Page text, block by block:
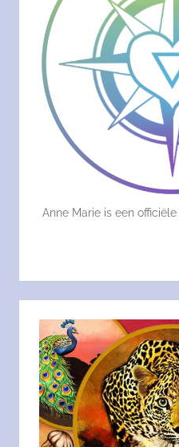
Anne Marie is een officiële